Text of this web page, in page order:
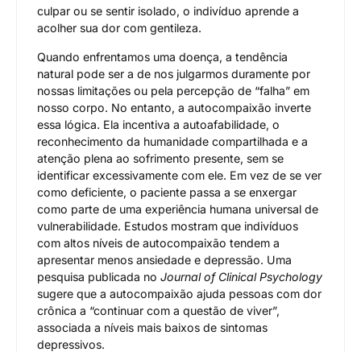
culpar ou se sentir isolado, o indivíduo aprende a
acolher sua dor com gentileza.
Quando enfrentamos uma doença, a tendência
natural pode ser a de nos julgarmos duramente por
nossas limitações ou pela percepção de “falha” em
nosso corpo. No entanto, a autocompaixão inverte
essa lógica. Ela incentiva a autoafabilidade, o
reconhecimento da humanidade compartilhada e a
atenção plena ao sofrimento presente, sem se
identificar excessivamente com ele. Em vez de se ver
como deficiente, o paciente passa a se enxergar
como parte de uma experiência humana universal de
vulnerabilidade. Estudos mostram que indivíduos
com altos níveis de autocompaixão tendem a
apresentar menos ansiedade e depressão. Uma
pesquisa publicada no Journal of Clinical Psychology
sugere que a autocompaixão ajuda pessoas com dor
crônica a “continuar com a questão de viver”,
associada a níveis mais baixos de sintomas
depressivos.